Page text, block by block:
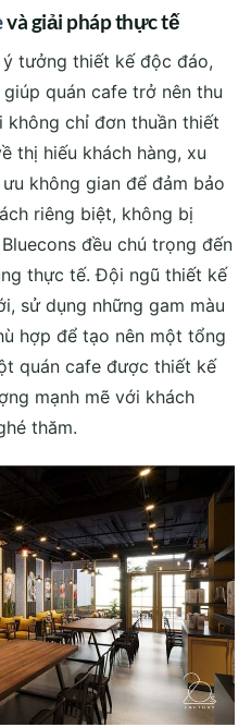
và giải pháp thực tế
ý tưởng thiết kế độc đáo,
quán cafe trở nên thu
không chỉ đơn thuần thiết
thị hiếu khách hàng, xu
không gian để đảm bảo
riêng biệt, không bị
đều chú trọng đến
thực tế. Đội ngũ thiết kế
sử dụng những gam màu
hợp để tạo nên một tổng
quán cafe được thiết kế
mạnh mẽ với khách
thăm.